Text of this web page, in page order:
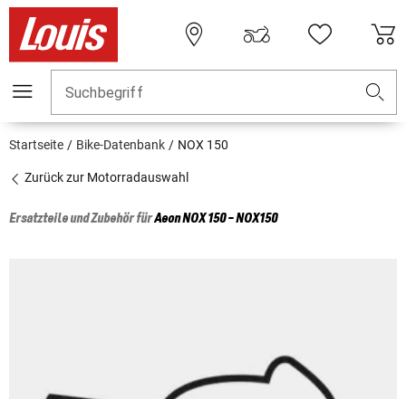
Suchbegriff
Startseite Bike-Datenbank NOX 150
Zurück zur Motorradauswahl
Ersatzteile und Zubehör fürAeonNOX 150 - NOX150